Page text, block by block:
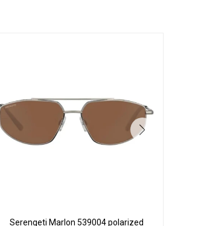
Serengeti Marlon 539004 polarized